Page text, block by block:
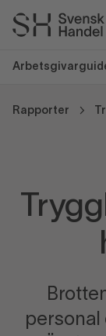
Rapporter
personal